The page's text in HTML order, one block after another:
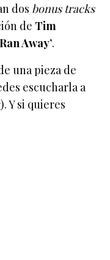
dos bonus tracks
de Tim
Away’.
una pieza de
escucharla a
). Y si quieres